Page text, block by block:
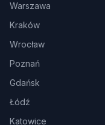
Warszawa
Kraków
Wrocław
Poznań
Gdańsk
Łódź
Katowice